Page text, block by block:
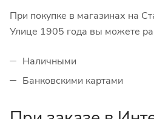
При покупке в магазинах на
Улице 1905 года вы можете
Наличными
Банковскими картами